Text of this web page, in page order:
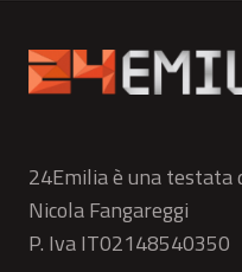
24Emilia è una testata
Nicola Fangareggi
P. Iva IT02148540350